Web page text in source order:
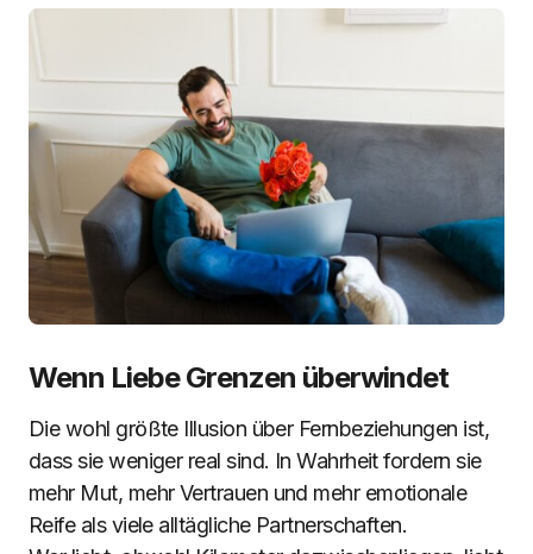
Wenn Liebe Grenzen überwindet
Die wohl größte Illusion über Fernbeziehungen ist,
dass sie weniger real sind. In Wahrheit fordern sie
mehr Mut, mehr Vertrauen und mehr emotionale
Reife als viele alltägliche Partnerschaften.